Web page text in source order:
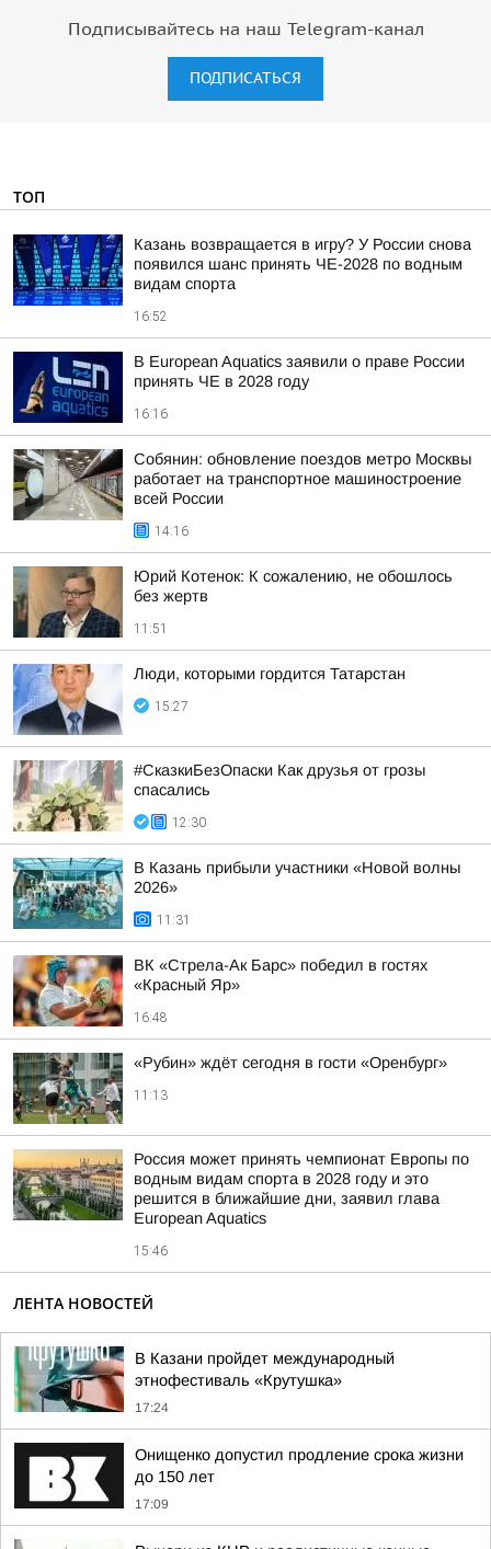
Подписывайтесь на наш Telegram-канал
ПОДПИСАТЬСЯ
ТОП
Казань возвращается в игру? У России снова
появился шанс принять ЧЕ-2028 по водным
видам спорта
16:52
В European Aquatics заявили о праве России
принять ЧЕ в 2028 году
16:16
Собянин: обновление поездов метро Москвы
работает на транспортное машиностроение
всей России
14:16
Юрий Котенок: К сожалению, не обошлось
без жертв
11:51
Люди, которыми гордится Татарстан
15:27
#СказкиБезОпаски Как друзья от грозы
спасались
12:30
В Казань прибыли участники «Новой волны
2026»
11:31
ВК «Стрела-Ак Барс» победил в гостях
«Красный Яр»
16:48
«Рубин» ждёт сегодня в гости «Оренбург»
11:13
Россия может принять чемпионат Европы по
водным видам спорта в 2028 году и это
решится в ближайшие дни, заявил глава
European Aquatics
15:46
ЛЕНТА НОВОСТЕЙ
В Казани пройдет международный
этнофестиваль «Крутушка»
17:24
Онищенко допустил продление срока жизни
до 150 лет
17:09